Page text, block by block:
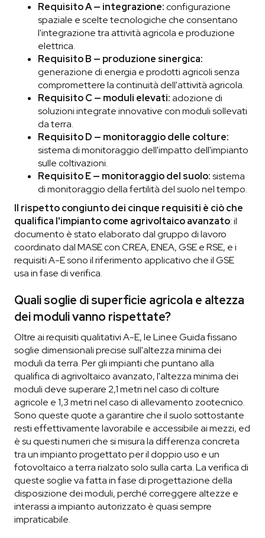
Requisito A — integrazione:configurazione
spaziale e scelte tecnologiche che consentano
l'integrazione tra attività agricola e produzione
elettrica.
Requisito B — produzione sinergica:
generazione di energia e prodotti agricoli senza
compromettere la continuità dell'attività agricola.
Requisito C — moduli elevati:adozione di
soluzioni integrate innovative con moduli sollevati
da terra.
Requisito D — monitoraggio delle colture:
sistema di monitoraggio dell'impatto dell'impianto
sulle coltivazioni.
Requisito E — monitoraggio del suolo:sistema
di monitoraggio della fertilità del suolo nel tempo.
Il rispetto congiunto dei cinque requisiti è ciò che
qualifica l'impianto come agrivoltaico avanzato: il
documento è stato elaborato dal gruppo di lavoro
coordinato dal MASE con CREA, ENEA, GSE e RSE, e i
requisiti A-E sono il riferimento applicativo che il GSE
usa in fase di verifica.
Quali soglie di superficie agricola e altezza
dei moduli vanno rispettate?
Oltre ai requisiti qualitativi A-E, le Linee Guida fissano
soglie dimensionali precise sull'altezza minima dei
moduli da terra. Per gli impianti che puntano alla
qualifica di agrivoltaico avanzato, l'altezza minima dei
moduli deve superare 2,1 metri nel caso di colture
agricole e 1,3 metri nel caso di allevamento zootecnico.
Sono queste quote a garantire che il suolo sottostante
resti effettivamente lavorabile e accessibile ai mezzi, ed
è su questi numeri che si misura la differenza concreta
tra un impianto progettato per il doppio uso e un
fotovoltaico a terra rialzato solo sulla carta. La verifica di
queste soglie va fatta in fase di progettazione della
disposizione dei moduli, perché correggere altezze e
interassi a impianto autorizzato è quasi sempre
impraticabile.